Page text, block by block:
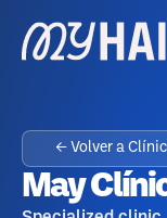
← Volver a
May